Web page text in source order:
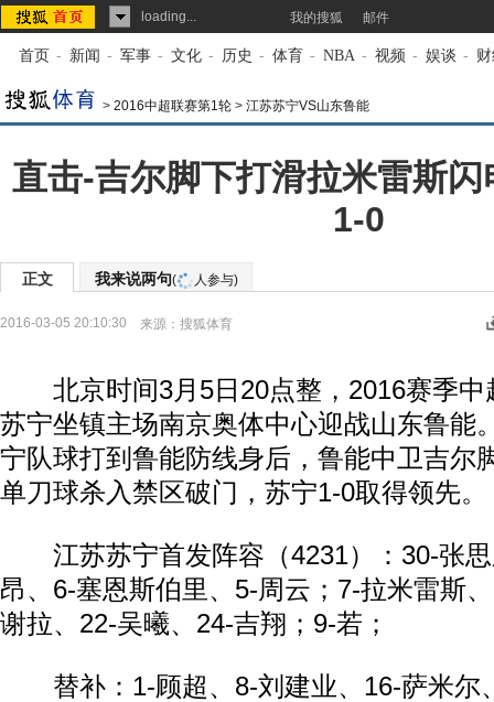
loading... 我的搜狐 邮件
首页 - 新闻 - 军事 - 文化 - 历史 - 体育 - NBA - 视频 - 娱谈 -
> 2016中超联赛第1轮 > 江苏苏宁VS山东鲁能
直击-吉尔脚下打滑拉米雷斯
1-0
正文 我来说两句( 人参与)
2016-03-05 20:10:30 来源： 搜狐体育
北京时间3月5日20点整，2016赛季中
苏宁坐镇主场南京奥体中心迎战山东鲁能
宁队球打到鲁能防线身后，鲁能中卫吉尔
单刀球杀入禁区破门，苏宁1-0取得领先。
江苏苏宁首发阵容（4231）：30-张思
昂、6-塞恩斯伯里、5-周云；7-拉米雷斯
谢拉、22-吴曦、24-吉翔；9-若；
替补：1-顾超、8-刘建业、16-萨米尔